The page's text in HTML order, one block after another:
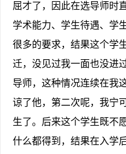
屈才了，因此在选导师时
学术能力、学生待遇、学
很多的要求，结果这个学
迁，没见过我一面也没进
导师，这种情况连续在我
谅了他，第二次呢，我宁
生了。后来这个学生既不
什么都得到，结果在入学